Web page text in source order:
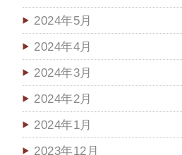
2024年5月
2024年4月
2024年3月
2024年2月
2024年1月
2023年12月